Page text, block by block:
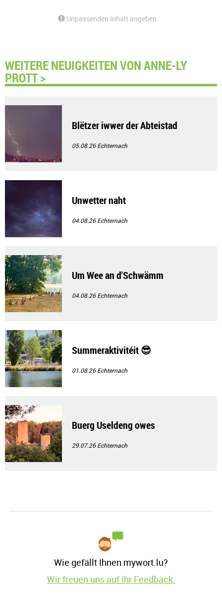
Unpassenden Inhalt angeben
WEITERE NEUIGKEITEN VON ANNE-LY
PROTT >
Blëtzer iwwer der Abteistad
05.08.26Echternach
Unwetter naht
04.08.26Echternach
Um Wee an d'Schwämm
04.08.26Echternach
Summeraktivitéit 😎
01.08.26Echternach
Buerg Useldeng owes
29.07.26Echternach
Wie gefällt Ihnen mywort.lu?
Wir freuen uns auf Ihr Feedback.